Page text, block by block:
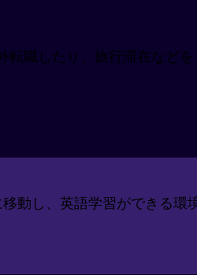
職したり、旅行滞在など
動し、英語学習ができる環